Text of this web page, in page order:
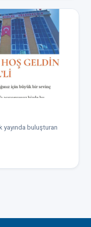
yayında buluşturan